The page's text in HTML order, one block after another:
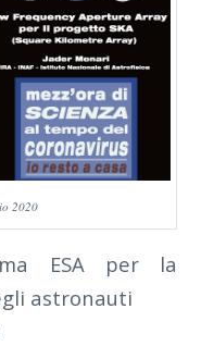
2020
ESA per la
astronauti